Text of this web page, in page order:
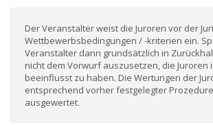
Der Veranstalter weist die Juroren vor der
Wettbewerbsbedingungen / -kriterien ein.
Veranstalter dann grundsätzlich in
nicht dem Vorwurf auszusetzen, die Juroren
beeinflusst zu haben. Die Wertungen der
entsprechend vorher festgelegter
ausgewertet.